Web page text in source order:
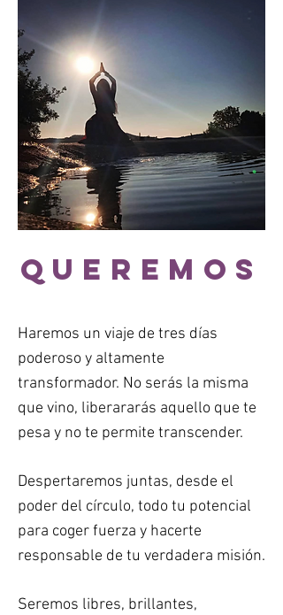
queremos
Haremos un viaje de tres días
poderoso y altamente
transformador. No serás la misma
que vino, liberararás aquello que te
pesa y no te permite transcender.
Despertaremos juntas, desde el
poder del círculo, todo tu potencial
para coger fuerza y hacerte
responsable de tu verdadera misión.
Seremos libres, brillantes,